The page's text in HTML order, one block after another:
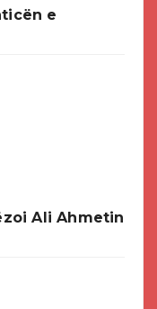
e
Ali Ahmetin